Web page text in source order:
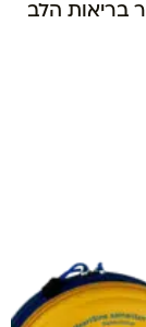
בריאות הלב